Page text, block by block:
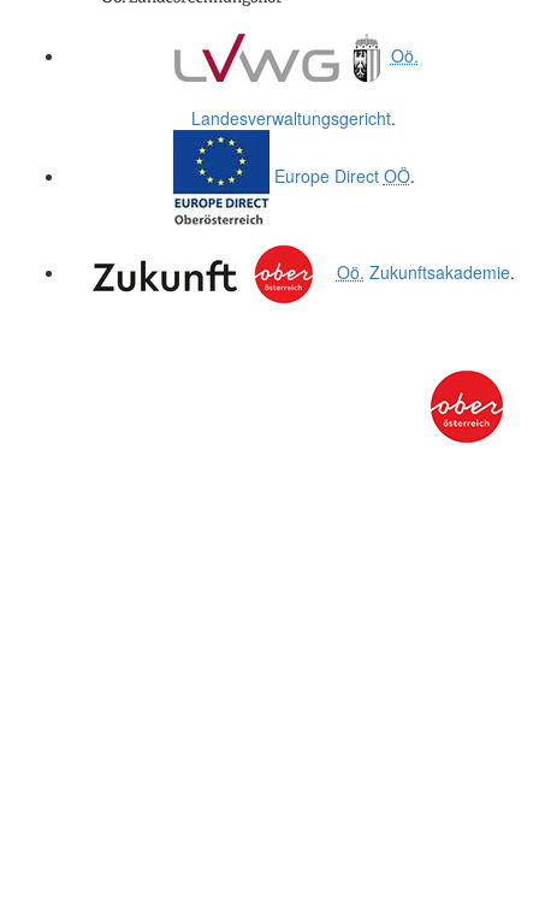
Oö.
Landesverwaltungsgericht.
Europe Direct OÖ.
Oö. Zukunftsakademie.